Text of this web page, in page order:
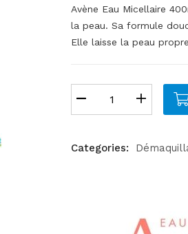
Avène Eau Micellaire
la peau. Sa formule
Elle laisse la peau
Categories: